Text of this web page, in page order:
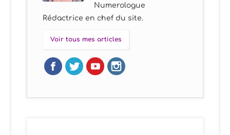
Numerologue
Rédactrice en chef du site.
Voir tous mes articles